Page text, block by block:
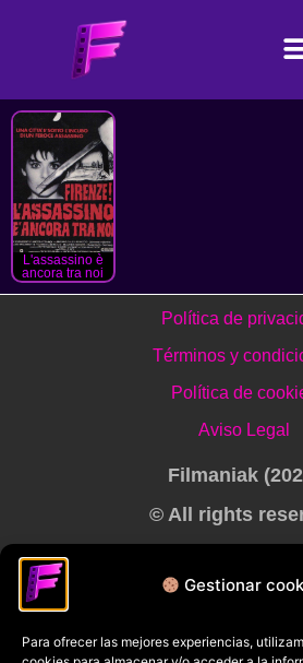
Gestionar
Para ofrecer las mejores experiencias,
L'assassino è
ancora tra noi
Política de
Términos y
Política de
Aviso Legal
Filmaniak
© All rights